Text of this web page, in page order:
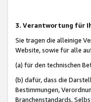
3. Verantwortung für
Sie tragen die alleinige
Website, sowie für alle
(a) für den technischen
(b) dafür, dass die
Bestimmungen,
Branchenstandards,